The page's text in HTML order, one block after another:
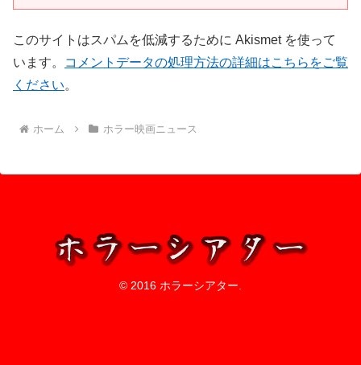
このサイトはスパムを低減するために Akismet を使って
います。
コメントデータの処理方法の詳細はこちらをご覧
ください。
ホーム ホラー映画ニュース
© 2016 ホラーシアター.